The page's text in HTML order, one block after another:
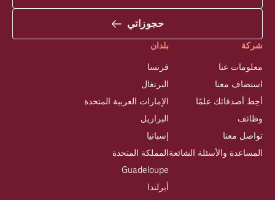
حجوزاتي
شركة
معلومات عنا
استضاف معنا
أحِط أصدقائك علمًا
وظائف
تواصل معنا
المساعدة والأسئلة الشائعة
بلدان
فرنسا
البرتغال
الإمارات العربية المتحدة
البرازيل
إسبانيا
المملكة المتحدة
Guadeloupe
أيرلندا